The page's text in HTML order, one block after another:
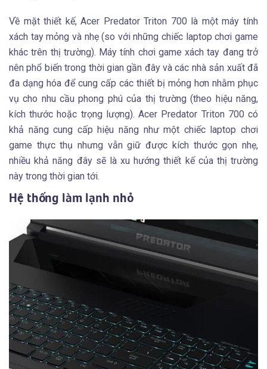
Về mặt thiết kế, Acer Predator Triton 700 là một máy tính
xách tay mỏng và nhẹ (so với những chiếc laptop chơi game
khác trên thị trường). Máy tính chơi game xách tay đang trở
nên phổ biến trong thời gian gần đây và các nhà sản xuất đã
đa dạng hóa để cung cấp các thiết bị mỏng hơn nhằm phục
vụ cho nhu cầu phong phú của thị trường (theo hiệu năng,
kích thước hoặc trọng lượng). Acer Predator Triton 700 có
khả năng cung cấp hiệu năng như một chiếc laptop chơi
game thực thụ nhưng vẫn giữ được kích thước gọn nhẹ,
nhiều khả năng đây sẽ là xu hướng thiết kế của thị trường
này trong thời gian tới.
Hệ thống làm lạnh nhỏ